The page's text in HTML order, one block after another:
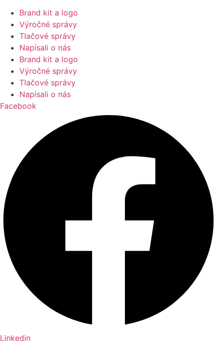
Brand kit a logo
Výročné správy
Tlačové správy
Napísali o nás
Brand kit a logo
Výročné správy
Tlačové správy
Napísali o nás
Facebook
Linkedin